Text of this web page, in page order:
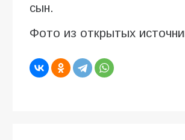
сын.
Фото из открытых